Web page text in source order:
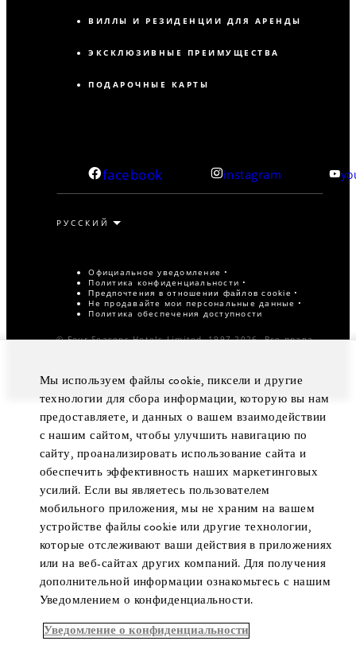
ВИЛЛЫ И РЕЗИДЕНЦИИ ДЛЯ АРЕНДЫ
ЭКСКЛЮЗИВНЫЕ ПРЕИМУЩЕСТВА
ПОДАРОЧНЫЕ КАРТЫ
facebook instagram
Официальное уведомление
Политика конфиденциальности
Предпочтения в отношении файлов cookie
Не продавайте мои персональные данные
Политика обеспечения доступности
© Four Seasons Hotels Limited, 1997-2026. Все права
Мы используем файлы cookie, пиксели и другие
технологии для сбора информации, которую вы нам
предоставляете, и данных о вашем взаимодействии
с нашим сайтом, чтобы улучшить навигацию по
сайту, проанализировать использование сайта и
обеспечить эффективность наших маркетинговых
усилий. Если вы являетесь пользователем
мобильного приложения, мы не храним на вашем
устройстве файлы cookie или другие технологии,
которые отслеживают ваши действия в приложениях
или на веб-сайтах других компаний. Для получения
дополнительной информации ознакомьтесь с нашим
Уведомлением о конфиденциальности.
Уведомление о конфиденциальности